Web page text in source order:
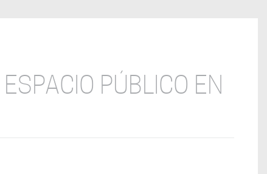
PÚBLICO EN